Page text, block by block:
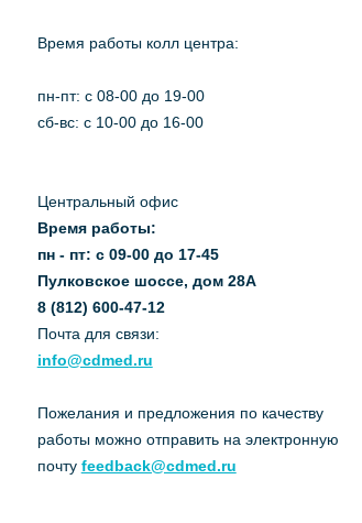
Время работы колл центра:
пн-пт: c 08-00 до 19-00
сб-вс: с 10-00 до 16-00
Центральный офис
Время работы:
пн - пт: с 09-00 до 17-45
Пулковское шоссе, дом 28А
8 (812) 600-47-12
Почта для связи:
info@cdmed.ru
Пожелания и предложения по качеству
работы можно отправить на электронную
почту feedback@cdmed.ru